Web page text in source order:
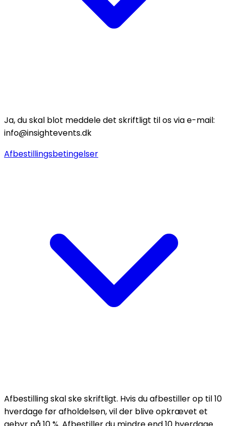
Ja, du skal blot meddele det skriftligt til os via e-mail:
info@insightevents.dk
Afbestillingsbetingelser
Afbestilling skal ske skriftligt. Hvis du afbestiller op til 10
hverdage før afholdelsen, vil der blive opkrævet et